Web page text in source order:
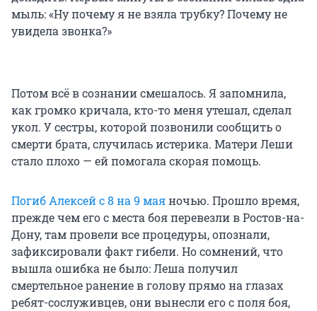
мыль: «Ну почему я не взяла трубку? Почему не
увидела звонка?»
Потом всё в сознании смешалось. Я запомнила,
как громко кричала, кто-то меня утешал, сделал
укол. У сестры, которой позвонили сообщить о
смерти брата, случилась истерика. Матери Леши
стало плохо — ей помогала скорая помощь.
Погиб Алексей с 8 на 9 маяночью. Прошло время,
прежде чем его с места боя перевезли в Ростов-на-
Дону, там провели все процедуры, опознали,
зафиксировали факт гибели. Но сомнений, что
вышла ошибка не было: Леша получил
смертельное ранение в голову прямо на глазах
ребят-сослуживцев, они вынесли его с поля боя,